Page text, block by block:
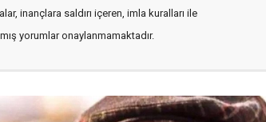
inançlara saldırı içeren, imla kuralları ile
yorumlar onaylanmamaktadır.